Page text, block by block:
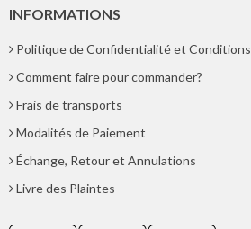
INFORMATIONS
Politique de Confidentialité et Conditions
Comment faire pour commander?
Frais de transports
Modalités de Paiement
Échange, Retour et Annulations
Livre des Plaintes